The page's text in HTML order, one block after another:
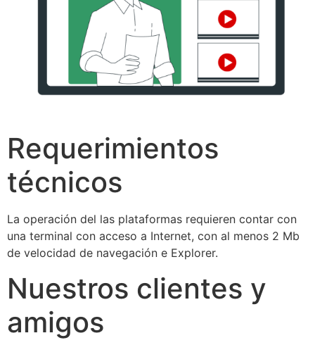
Requerimientos
técnicos
La operación del las plataformas requieren contar con
una terminal con acceso a Internet, con al menos 2 Mb
de velocidad de navegación e Explorer.
Nuestros clientes y
amigos